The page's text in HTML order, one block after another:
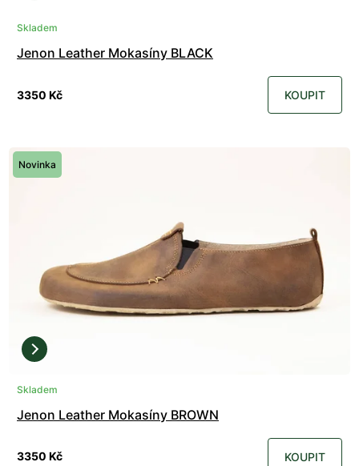
Skladem
Jenon Leather Mokasíny BLACK
3350 Kč KOUPIT
Novinka
Skladem
Jenon Leather Mokasíny BROWN
3350 Kč KOUPIT